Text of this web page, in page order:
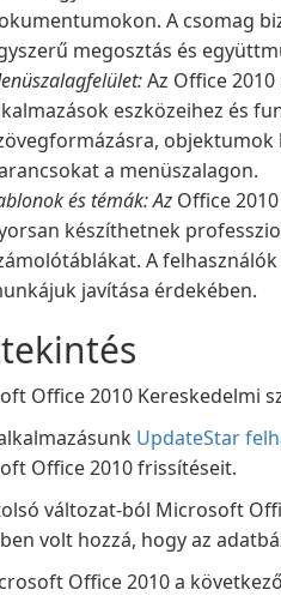
A csomag
megosztás és
Az Office
eszközeihez és
objektumok
a menüszalagon.
és témák: Az Office
készíthetnek
A
javítása érdekében.
Office 2010 Kereskedelmi
UpdateStar
Office 2010 frissítéseit.
változat-ból Microsoft
volt hozzá, hogy az
Office 2010 a